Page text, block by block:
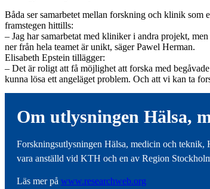
Båda ser samarbetet mellan forskning och klinik som
framstegen hittills:
– Jag har samarbetat med kliniker i andra projekt,
ner från hela teamet är unikt, säger Pawel Herman.
Elisabeth Epstein tillägger:
– Det är roligt att få möjlighet att forska med
kunna lösa ett angeläget problem. Och att vi kan ta
Om utlysningen Hälsa,
Forskningsutlysningen Hälsa, medicin och teknik,
vara anställd vid KTH och en av Region
Läs mer på www.researchweb.org